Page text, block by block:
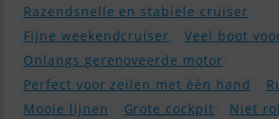
Razendsnelle en stabiele cruiser
Fijne weekendcruiser
Veel boot
Onlangs gerenoveerde motor
Perfect voor zeilen met één hand
Mooie lijnen
Grote cockpit
Niet